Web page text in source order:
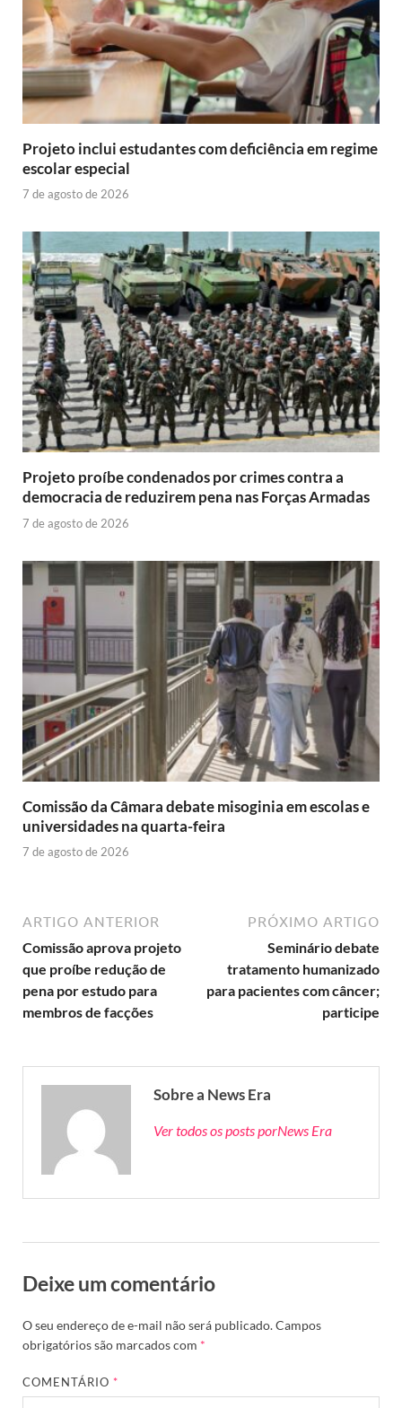
Projeto inclui estudantes com deficiência em regime
escolar especial
7 de agosto de 2026
Projeto proíbe condenados por crimes contra a
democracia de reduzirem pena nas Forças Armadas
7 de agosto de 2026
Comissão da Câmara debate misoginia em escolas e
universidades na quarta-feira
7 de agosto de 2026
ARTIGO ANTERIOR
Comissão aprova projeto
que proíbe redução de
pena por estudo para
membros de facções
PRÓXIMO ARTIGO
Seminário debate
tratamento humanizado
para pacientes com câncer;
participe
Sobre a News Era
Ver todos os posts porNews Era
Deixe um comentário
O seu endereço de e-mail não será publicado.Campos
obrigatórios são marcados com *
COMENTÁRIO*